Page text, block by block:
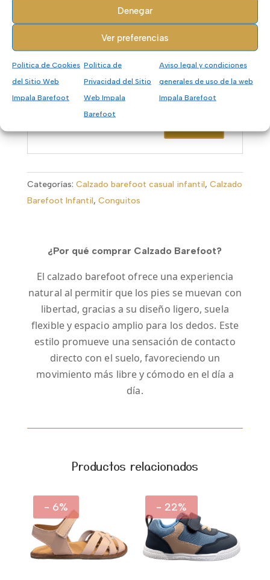
Denegar
Ver preferencias
Política de Cookies
del Sitio Web
Impala Barefoot
Política de
Privacidad del Sitio
Web Impala
Barefoot
Aviso legal y condiciones
generales de uso de la web
Impala Barefoot
Categorías: Calzado barefoot casual infantil, Calzado
Barefoot Infantil, Conguitos
¿Por qué comprar Calzado Barefoot?
El calzado barefoot ofrece una experiencia
natural al permitir que los pies se muevan con
libertad, gracias a su diseño ligero, suela
flexible y espacio amplio para los dedos. Este
estilo promueve una sensación de contacto
directo con el suelo, favoreciendo un
movimiento más libre y cómodo en el día a
día.
Productos relacionados
- 6% - 22%